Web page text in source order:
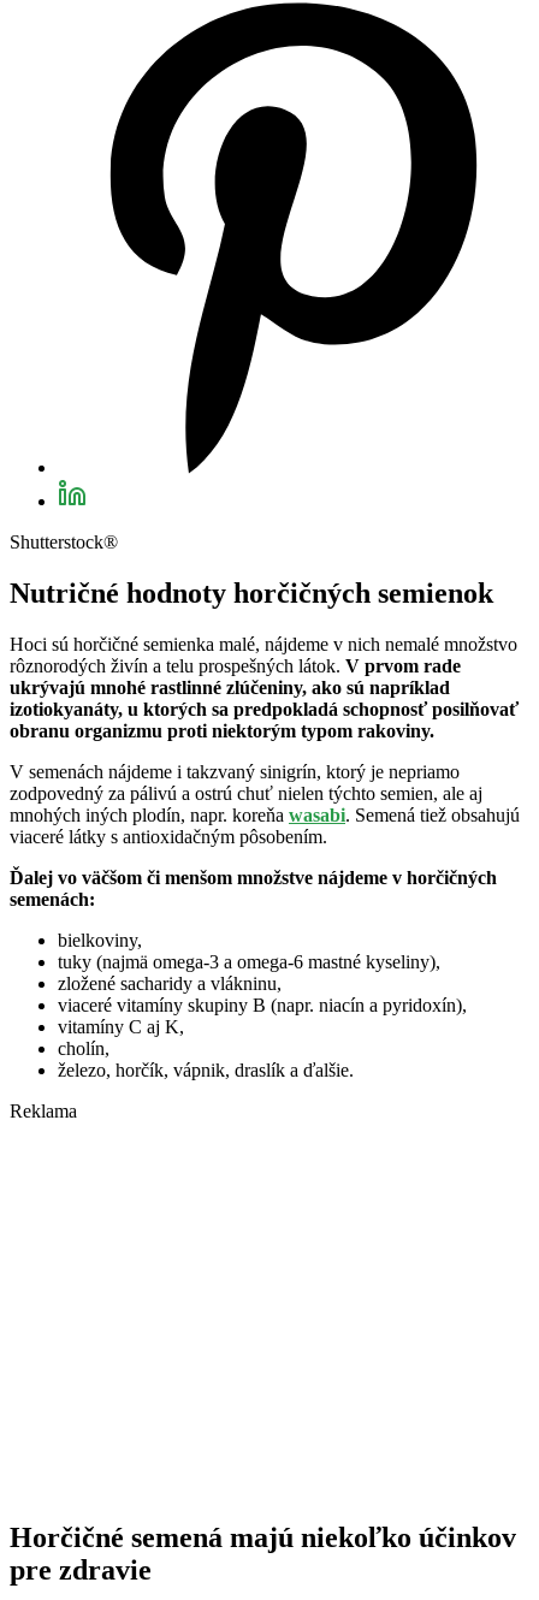
Shutterstock®
Nutričné hodnoty horčičných semienok
Hoci sú horčičné semienka malé, nájdeme v nich nemalé množstvo
rôznorodých živín a telu prospešných látok. V prvom rade
ukrývajú mnohé rastlinné zlúčeniny, ako sú napríklad
izotiokyanáty, u ktorých sa predpokladá schopnosť posilňovať
obranu organizmu proti niektorým typom rakoviny.
V semenách nájdeme i takzvaný sinigrín, ktorý je nepriamo
zodpovedný za pálivú a ostrú chuť nielen týchto semien, ale aj
mnohých iných plodín, napr. koreňa wasabi. Semená tiež obsahujú
viaceré látky s antioxidačným pôsobením.
Ďalej vo väčšom či menšom množstve nájdeme v horčičných
semenách:
bielkoviny,
tuky (najmä omega-3 a omega-6 mastné kyseliny),
zložené sacharidy a vlákninu,
viaceré vitamíny skupiny B (napr. niacín a pyridoxín),
vitamíny C aj K,
cholín,
železo, horčík, vápnik, draslík a ďalšie.
Reklama
Horčičné semená majú niekoľko účinkov
pre zdravie